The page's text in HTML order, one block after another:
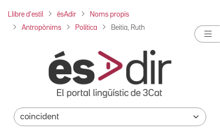
Llibre d'estil ésAdir Noms propis
Antropònims Política Beitia, Ruth